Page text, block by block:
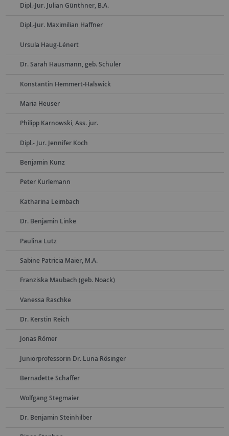
Dipl.-Jur. Julian Günthner, B.A.
Dipl.-Jur. Maximilian Haffner
Ursula Haug-Lénert
Dr. Sarah Hausmann, geb. Schuler
Konstantin Hemmert-Halswick
Maria Heuser
Philipp Karnowski, Ass. jur.
Dipl.- Jur. Jennifer Koch
Benjamin Kunz
Peter Kurlemann
Katharina Leimbach
Dr. Benjamin Linke
Paulina Lutz
Sabine Patricia Maier, M.A.
Franziska Maubach (geb. Noack)
Vanessa Raschke
Dr. Kerstin Reich
Jonas Römer
Juniorprofessorin Dr. Luna Rösinger
Bernadette Schaffer
Wolfgang Stegmaier
Dr. Benjamin Steinhilber